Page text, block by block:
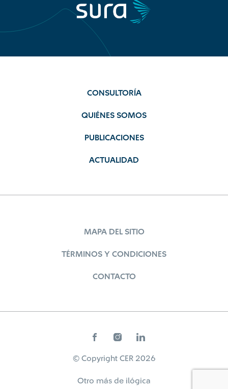
CONSULTORÍA
QUIÉNES SOMOS
PUBLICACIONES
ACTUALIDAD
MAPA DEL SITIO
TÉRMINOS Y CONDICIONES
CONTACTO
© Copyright CER 2026
Otro más de ilógica